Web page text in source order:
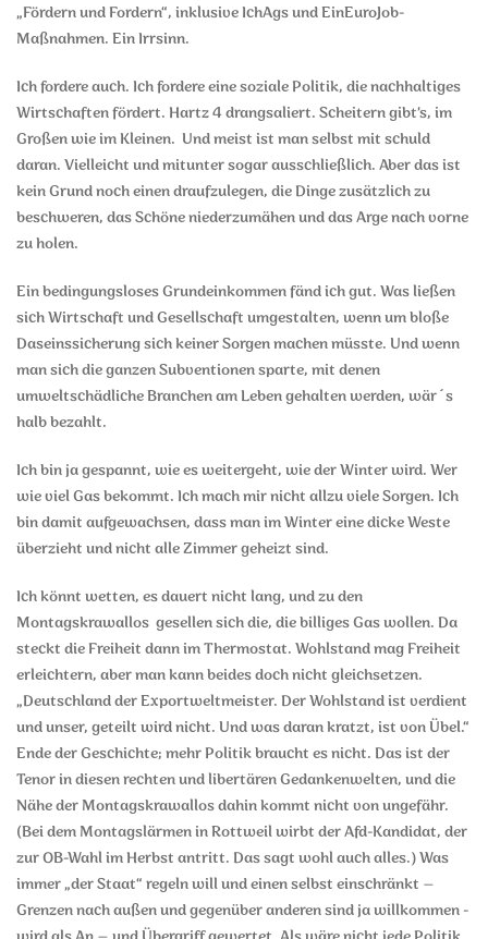
„Fördern und Fordern“, inklusive IchAgs und EinEuroJob-
Maßnahmen. Ein Irrsinn.
Ich fordere auch. Ich fordere eine soziale Politik, die nachhaltiges
Wirtschaften fördert. Hartz 4 drangsaliert. Scheitern gibt’s, im
Großen wie im Kleinen. Und meist ist man selbst mit schuld
daran. Vielleicht und mitunter sogar ausschließlich. Aber das ist
kein Grund noch einen draufzulegen, die Dinge zusätzlich zu
beschweren, das Schöne niederzumähen und das Arge nach vorne
zu holen.
Ein bedingungsloses Grundeinkommen fänd ich gut. Was ließen
sich Wirtschaft und Gesellschaft umgestalten, wenn um bloße
Daseinssicherung sich keiner Sorgen machen müsste. Und wenn
man sich die ganzen Subventionen sparte, mit denen
umweltschädliche Branchen am Leben gehalten werden, wär´s
halb bezahlt.
Ich bin ja gespannt, wie es weitergeht, wie der Winter wird. Wer
wie viel Gas bekommt. Ich mach mir nicht allzu viele Sorgen. Ich
bin damit aufgewachsen, dass man im Winter eine dicke Weste
überzieht und nicht alle Zimmer geheizt sind.
Ich könnt wetten, es dauert nicht lang, und zu den
Montagskrawallos gesellen sich die, die billiges Gas wollen. Da
steckt die Freiheit dann im Thermostat. Wohlstand mag Freiheit
erleichtern, aber man kann beides doch nicht gleichsetzen.
„Deutschland der Exportweltmeister. Der Wohlstand ist verdient
und unser, geteilt wird nicht. Und was daran kratzt, ist von Übel.“
Ende der Geschichte; mehr Politik braucht es nicht. Das ist der
Tenor in diesen rechten und libertären Gedankenwelten, und die
Nähe der Montagskrawallos dahin kommt nicht von ungefähr.
(Bei dem Montagslärmen in Rottweil wirbt der Afd-Kandidat, der
zur OB-Wahl im Herbst antritt. Das sagt wohl auch alles.) Was
immer „der Staat“ regeln will und einen selbst einschränkt –
Grenzen nach außen und gegenüber anderen sind ja willkommen -